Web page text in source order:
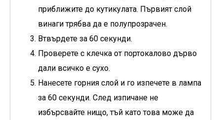
приближите до кутикулата. Първият слой
винаги трябва да е полупрозрачен.
Втвърдете за 60 секунди.
Проверете с клечка от портокалово дърво
дали всичко е сухо.
Нанесете горния слой и го изпечете в лампа
за 60 секунди. След изпичане не
избърсвайте нищо, тъй като това може да